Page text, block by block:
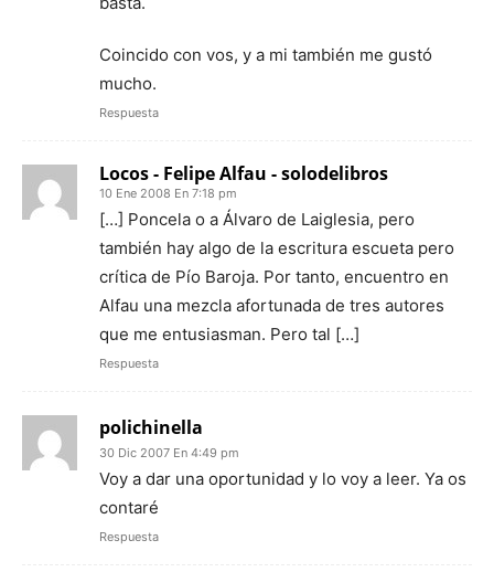
Coincido con vos, y a mi también me gustó
mucho.
Respuesta
Locos - Felipe Alfau - solodelibros
10 Ene 2008 En 7:18 pm
[…] Poncela o a Álvaro de Laiglesia, pero
también hay algo de la escritura escueta pero
crítica de Pío Baroja. Por tanto, encuentro en
Alfau una mezcla afortunada de tres autores
que me entusiasman. Pero tal […]
Respuesta
polichinella
30 Dic 2007 En 4:49 pm
Voy a dar una oportunidad y lo voy a leer. Ya os
contaré
Respuesta